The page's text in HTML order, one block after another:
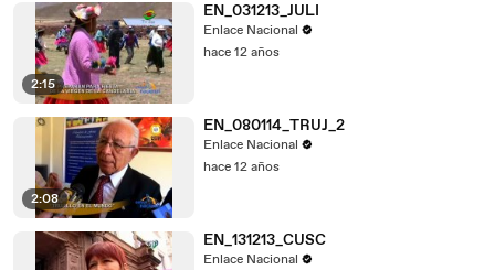
2:15
EN_031213_JULI
Enlace Nacional
hace 12 años
2:08
EN_080114_TRUJ_2
Enlace Nacional
hace 12 años
EN_131213_CUSC
Enlace Nacional